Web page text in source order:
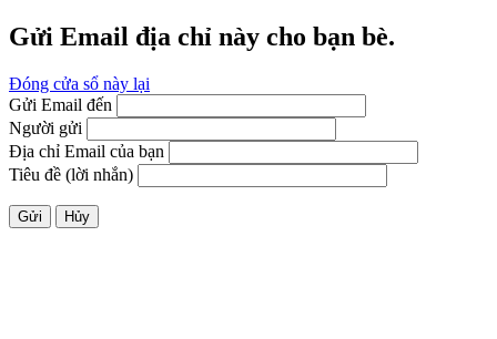
Gửi Email địa chỉ này cho bạn bè.
Đóng cửa sổ này lại
Gửi Email đến
Người gửi
Địa chỉ Email của bạn
Tiêu đề (lời nhắn)
Gửi Hủy